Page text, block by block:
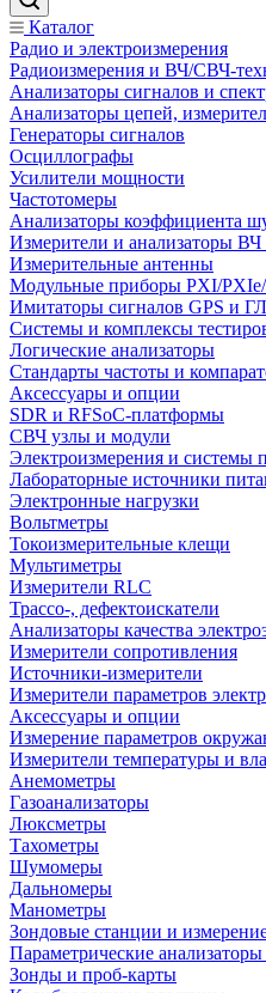
Каталог
Радио и электроизмерения
Радиоизмерения и ВЧ/СВЧ-
Анализаторы сигналов и
Анализаторы цепей,
Генераторы сигналов
Осциллографы
Усилители мощности
Частотомеры
Анализаторы коэффициента
Измерители и анализаторы
Измерительные антенны
Модульные приборы PXI/
Имитаторы сигналов GPS и
Системы и комплексы
Логические анализаторы
Стандарты частоты и
Аксессуары и опции
SDR и RFSoC‑платформы
СВЧ узлы и модули
Электроизмерения и системы
Лабораторные источники
Электронные нагрузки
Вольтметры
Токоизмерительные клещи
Мультиметры
Измерители RLC
Трассо-, дефектоискатели
Анализаторы качества
Измерители сопротивления
Источники-измерители
Измерители параметров
Аксессуары и опции
Измерение параметров
Измерители температуры и
Анемометры
Газоанализаторы
Люксметры
Тахометры
Шумомеры
Дальномеры
Манометры
Зондовые станции и
Параметрические
Зонды и проб-карты